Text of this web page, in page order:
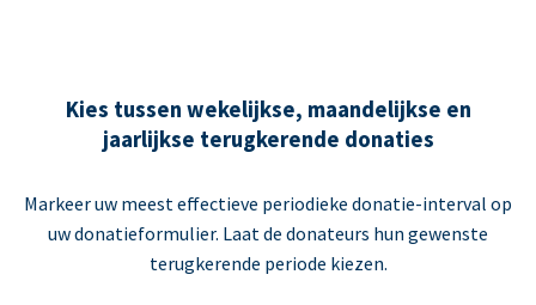
Kies tussen wekelijkse, maandelijkse en
jaarlijkse terugkerende donaties
Markeer uw meest effectieve periodieke donatie-interval op
uw donatieformulier. Laat de donateurs hun gewenste
terugkerende periode kiezen.